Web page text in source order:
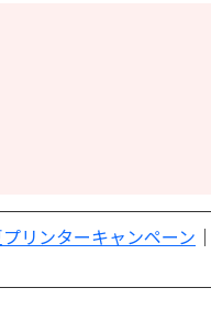
リンターキャンペーン ｜